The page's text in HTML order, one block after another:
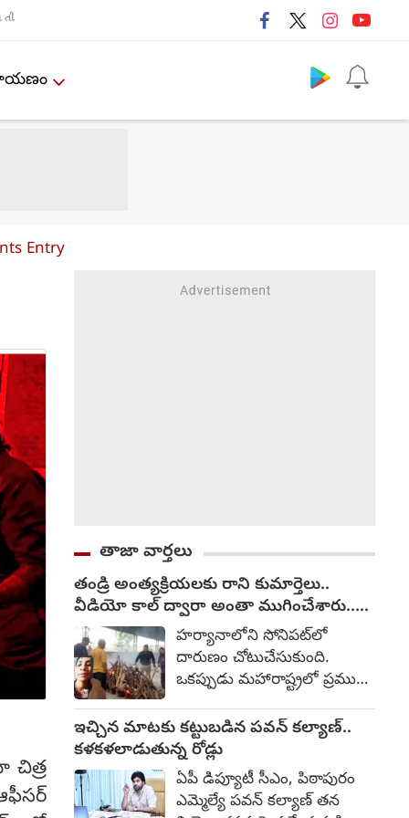
Entry
చిత్ర
తాజా వార్తలు
తండ్రి అంత్యక్రియలకు రాని కుమార్తెలు..
వీడియో కాల్ ద్వారా అంతా ముగించేశారు..
(video)
హర్యానాలోని సోనిపట్‌లో
దారుణం చోటుచేసుకుంది.
ఒకప్పుడు మహారాష్ట్రలో ప్రముఖ
శివచరణ్ రతన్ గుప్తా అనే
వృద్ధుడి అంత్యక్రియలు వారి
కుటుంబ సభ్యులు లేకుండానే
జరిగిపోయింది. వృద్ధాశ్రమంలో
కడవరకు ఏ ఒక్క పిల్లవాడూ దగ్గర
ఇచ్చిన మాటకు కట్టుబడిన పవన్ కల్యాణ్..
కళకళలాడుతున్న రోడ్లు
ఏపీ డిప్యూటీ సీఎం, పిఠాపురం
ఎమ్మెల్యే ప‌వ‌న్ క‌ల్యాణ్‌ తన